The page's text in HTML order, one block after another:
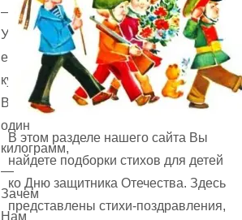
—
Уж
если
купили
Варенья
один
килограмм,
—
Зачем
Нам
В этом разделе нашего сайта Вы
найдете подборки стихов для детей
ко Дню защитника Отечества. Здесь
представлены стихи-поздравления,